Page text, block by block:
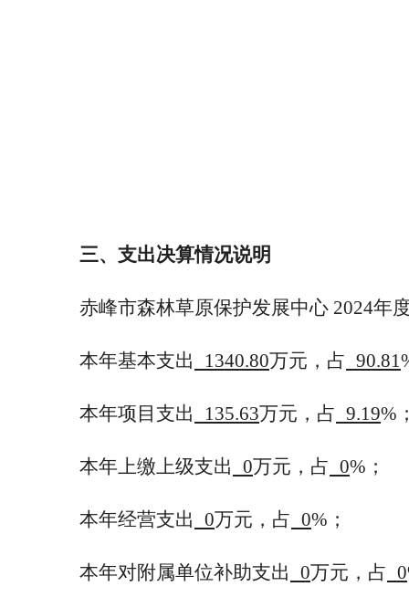
三、支出决算情况说明
赤峰市森林草原保护发展中心 2024年
本年基本支出 1340.80万元，占 90.81
本年项目支出 135.63万元，占 9.19%
本年上缴上级支出 0万元，占 0%；
本年经营支出 0万元，占 0%；
本年对附属单位补助支出 0万元，占 0